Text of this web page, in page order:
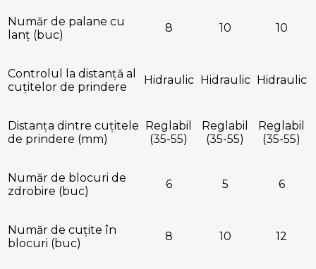
Număr de palane cu
lanț (buc)
8 10 10
Controlul la distanță al
cuțitelor de prindere
Hidraulic Hidraulic Hidraulic
Distanța dintre cuțitele
de prindere (mm)
Reglabil
(35-55)
Reglabil
(35-55)
Reglabil
(35-55)
Număr de blocuri de
zdrobire (buc)
6 5 6
Număr de cuțite în
blocuri (buc)
8 10 12